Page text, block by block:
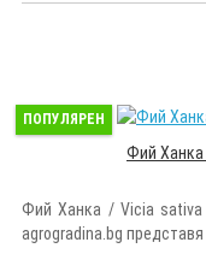
ПОПУЛЯРЕН
Фий Ханка
Фий Ханка / Vicia sativa
agrogradina.bg представя